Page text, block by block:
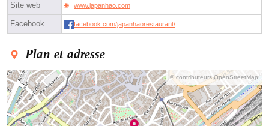
Site web www.japanhao.com
Facebook facebook.com/japanhaorestaurant/
Plan et adresse
© contributeurs OpenStreetMap